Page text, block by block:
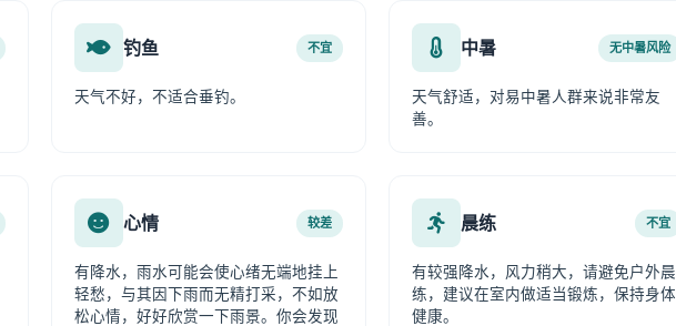
钓鱼 不宜
天气不好，不适合垂钓。
中暑 无中暑风险
天气舒适，对易中暑人群来说非常友
善。
心情 较差
有降水，雨水可能会使心绪无端地挂上
轻愁，与其因下雨而无精打采，不如放
松心情，好好欣赏一下雨景。你会发现
晨练 不宜
有较强降水，风力稍大，请避免户外晨
练，建议在室内做适当锻炼，保持身体
健康。